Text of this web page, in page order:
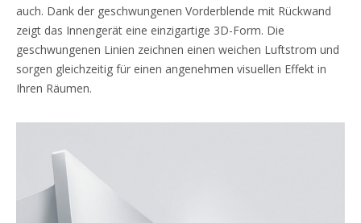
auch. Dank der geschwungenen Vorderblende mit Rückwand
zeigt das Innengerät eine einzigartige 3D-Form. Die
geschwungenen Linien zeichnen einen weichen Luftstrom und
sorgen gleichzeitig für einen angenehmen visuellen Effekt in
Ihren Räumen.